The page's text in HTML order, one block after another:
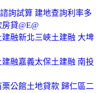
詢試算 建地查詢利率多
貸@E@
融新北三峽土建融 大埤
融嘉義太保土建融 南投
公館土地貸款 歸仁區二